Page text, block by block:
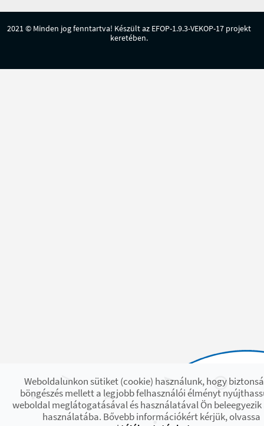
2021 © Minden jog fenntartva! Készült az EFOP-1.9.3-VEKOP-17 projekt
keretében.
Weboldalunkon sütiket (cookie) használunk, hogy
böngészés mellett a legjobb felhasználói élményt
weboldal meglátogatásával és használatával Ön beleegyezik
használatába. Bővebb információkért kérjük, olvassa